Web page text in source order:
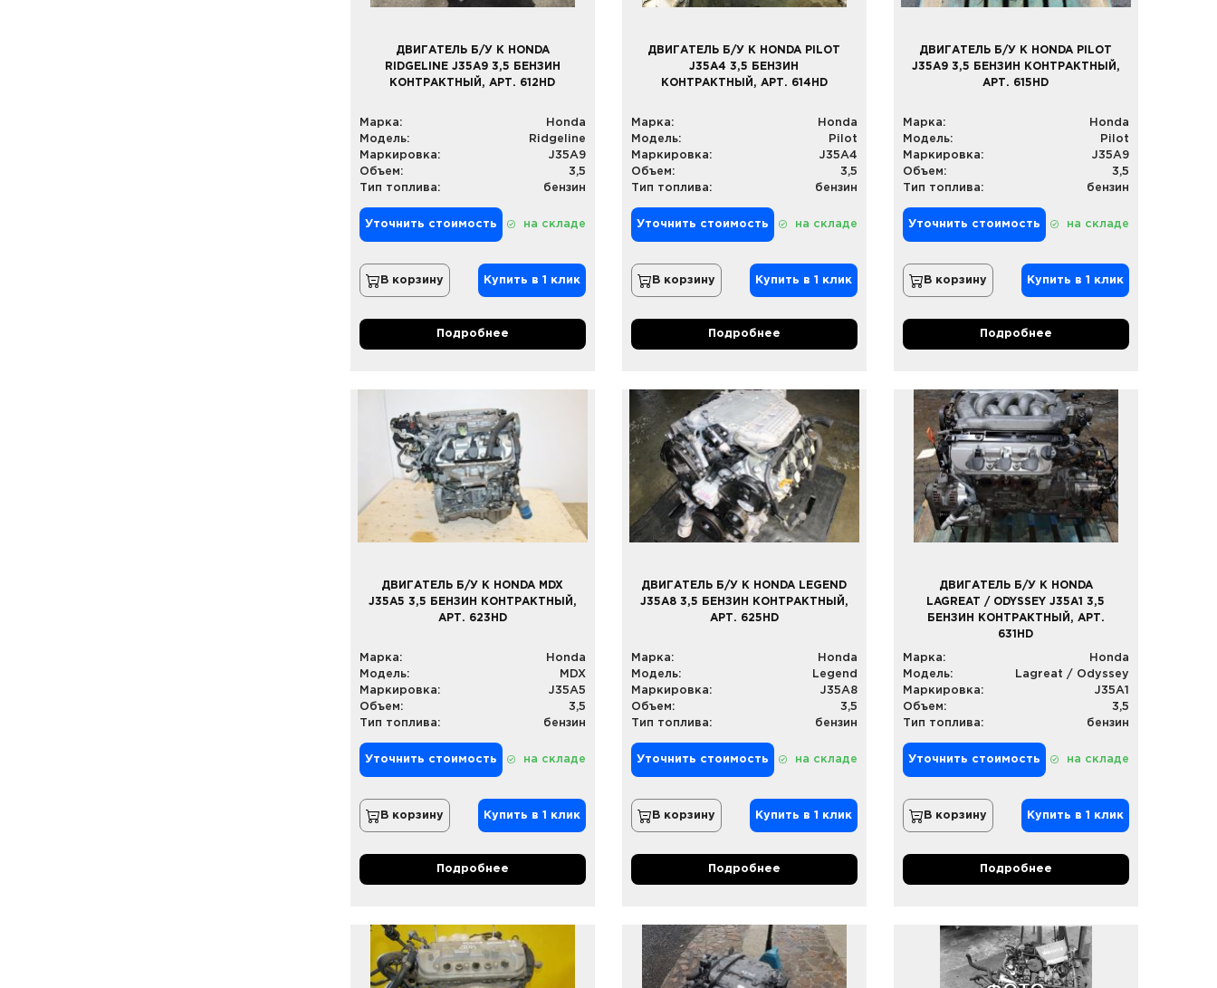
ДВИГАТЕЛЬ Б/У К HONDA
RIDGELINE J35A9 3,5 БЕНЗИН
КОНТРАКТНЫЙ, АРТ. 612HD
Марка:
Honda
Модель:
Ridgeline
Маркировка:
J35A9
Объем:
3,5
Тип топлива:
бензин
Уточнить стоимость на складе
В корзину Купить в 1 клик
Подробнее
ДВИГАТЕЛЬ Б/У К HONDA PILOT
J35A4 3,5 БЕНЗИН
КОНТРАКТНЫЙ, АРТ. 614HD
Марка:
Honda
Модель:
Pilot
Маркировка:
J35A4
Объем:
3,5
Тип топлива:
бензин
Уточнить стоимость на складе
В корзину Купить в 1 клик
Подробнее
ДВИГАТЕЛЬ Б/У К HONDA PILOT
J35A9 3,5 БЕНЗИН КОНТРАКТНЫЙ,
АРТ. 615HD
Марка:
Honda
Модель:
Pilot
Маркировка:
J35A9
Объем:
3,5
Тип топлива:
бензин
Уточнить стоимость на складе
В корзину Купить в 1 клик
Подробнее
ДВИГАТЕЛЬ Б/У К HONDA MDX
J35A5 3,5 БЕНЗИН КОНТРАКТНЫЙ,
АРТ. 623HD
Марка:
Honda
Модель:
MDX
Маркировка:
J35A5
Объем:
3,5
Тип топлива:
бензин
Уточнить стоимость на складе
В корзину Купить в 1 клик
Подробнее
ДВИГАТЕЛЬ Б/У К HONDA LEGEND
J35A8 3,5 БЕНЗИН КОНТРАКТНЫЙ,
АРТ. 625HD
Марка:
Honda
Модель:
Legend
Маркировка:
J35A8
Объем:
3,5
Тип топлива:
бензин
Уточнить стоимость на складе
В корзину Купить в 1 клик
Подробнее
ДВИГАТЕЛЬ Б/У К HONDA
LAGREAT / ODYSSEY J35A1 3,5
БЕНЗИН КОНТРАКТНЫЙ, АРТ.
631HD
Марка:
Honda
Модель:
Lagreat / Odyssey
Маркировка:
J35A1
Объем:
3,5
Тип топлива:
бензин
Уточнить стоимость на складе
В корзину Купить в 1 клик
Подробнее